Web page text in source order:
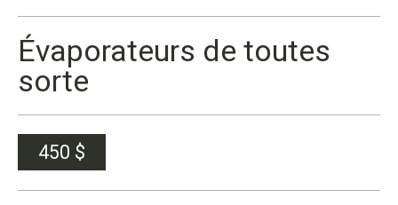
Évaporateurs de toutes
sorte
450 $